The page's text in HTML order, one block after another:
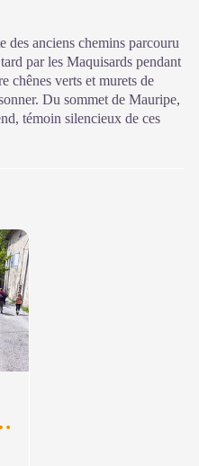
des anciens chemins parcouru
par les Maquisards pendant
chênes verts et murets de
Du sommet de Mauripe,
témoin silencieux de ces
courte)